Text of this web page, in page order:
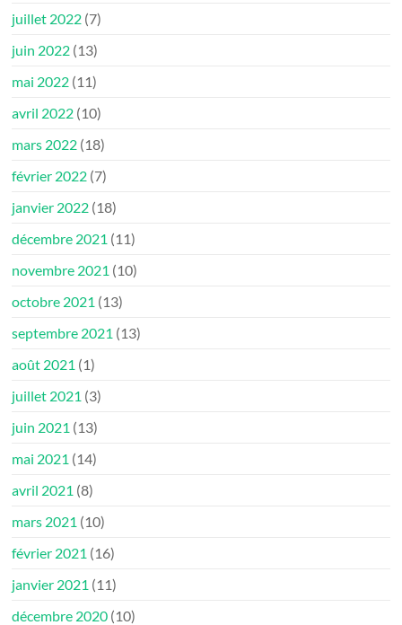
juillet 2022 (7)
juin 2022 (13)
mai 2022 (11)
avril 2022 (10)
mars 2022 (18)
février 2022 (7)
janvier 2022 (18)
décembre 2021 (11)
novembre 2021 (10)
octobre 2021 (13)
septembre 2021 (13)
août 2021 (1)
juillet 2021 (3)
juin 2021 (13)
mai 2021 (14)
avril 2021 (8)
mars 2021 (10)
février 2021 (16)
janvier 2021 (11)
décembre 2020 (10)